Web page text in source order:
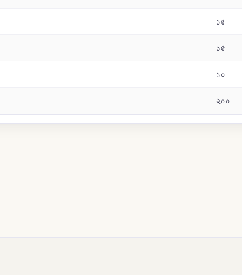
১৫
১৫
১০
২০০